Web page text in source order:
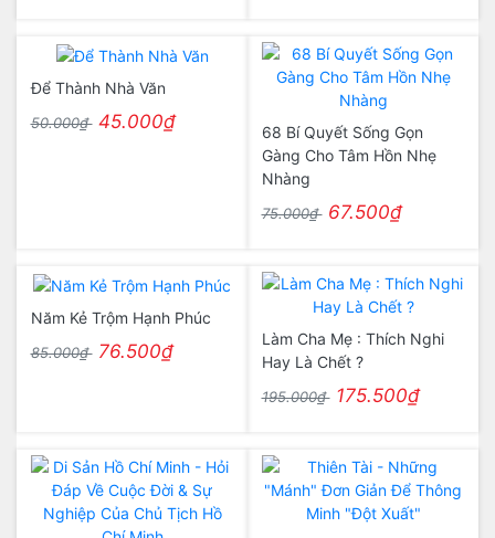
Để Thành Nhà Văn
50.000₫ 45.000₫
68 Bí Quyết Sống Gọn
Gàng Cho Tâm Hồn Nhẹ
Nhàng
75.000₫ 67.500₫
Năm Kẻ Trộm Hạnh Phúc
85.000₫ 76.500₫
Làm Cha Mẹ : Thích Nghi
Hay Là Chết ?
195.000₫ 175.500₫